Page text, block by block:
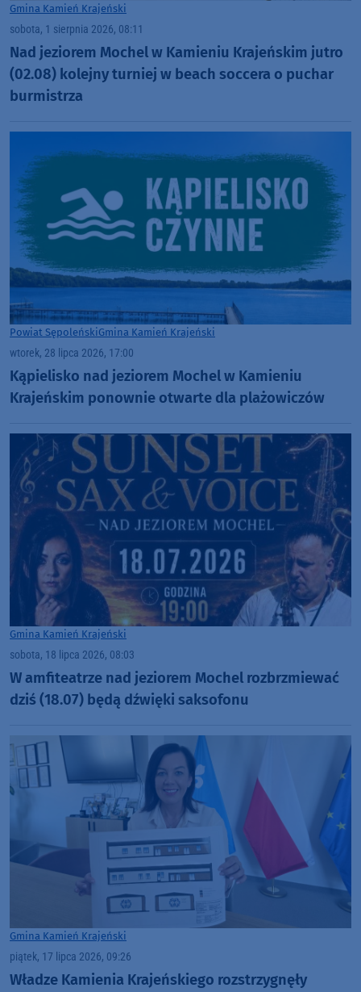
Gmina Kamień Krajeński
sobota, 1 sierpnia 2026, 08:11
Nad jeziorem Mochel w Kamieniu Krajeńskim jutro
(02.08) kolejny turniej w beach soccera o puchar
burmistrza
Powiat SępoleńskiGmina Kamień Krajeński
wtorek, 28 lipca 2026, 17:00
Kąpielisko nad jeziorem Mochel w Kamieniu
Krajeńskim ponownie otwarte dla plażowiczów
Gmina Kamień Krajeński
sobota, 18 lipca 2026, 08:03
W amfiteatrze nad jeziorem Mochel rozbrzmiewać
dziś (18.07) będą dźwięki saksofonu
Gmina Kamień Krajeński
piątek, 17 lipca 2026, 09:26
Władze Kamienia Krajeńskiego rozstrzygnęły